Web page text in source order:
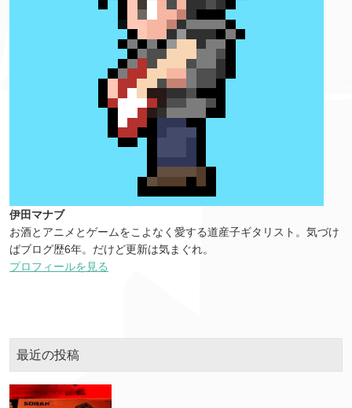
伊田マナブ
お酒とアニメとゲームをこよなく愛する道産子ギタリスト。気づけ
ばブログ歴6年。だけど更新は気まぐれ。
プロフィールを見る
最近の投稿